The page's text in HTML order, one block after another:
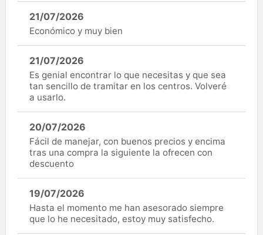
21/07/2026
Económico y muy bien
21/07/2026
Es genial encontrar lo que necesitas y que sea
tan sencillo de tramitar en los centros. Volveré
a usarlo.
20/07/2026
Fácil de manejar, con buenos precios y encima
tras una compra la siguiente la ofrecen con
descuento
19/07/2026
Hasta el momento me han asesorado siempre
que lo he necesitado, estoy muy satisfecho.